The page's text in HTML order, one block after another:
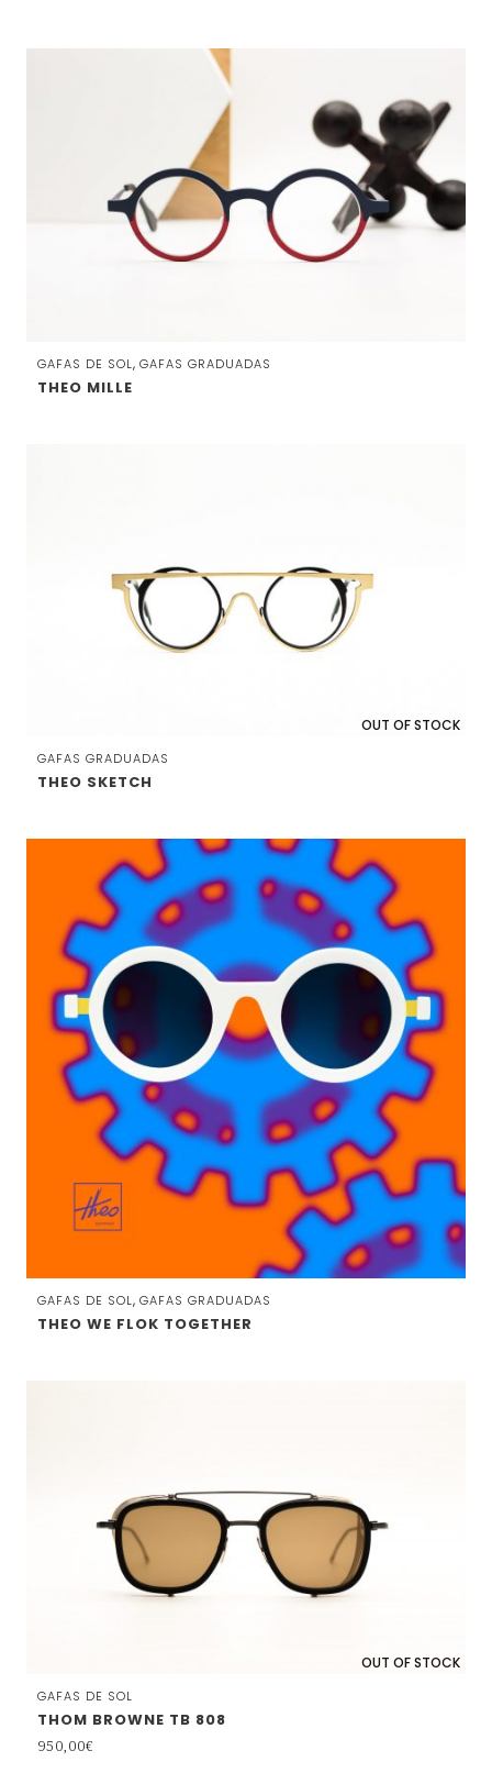
GAFAS DE SOL, GAFAS GRADUADAS
THEO MILLE
OUT OF STOCK
GAFAS GRADUADAS
THEO SKETCH
GAFAS DE SOL, GAFAS GRADUADAS
THEO WE FLOK TOGETHER
OUT OF STOCK
GAFAS DE SOL
THOM BROWNE TB 808
950,00€